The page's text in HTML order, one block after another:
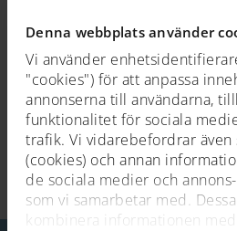
Denna webbplats använder
Vi använder
"cookies") för att anpassa
annonserna till användarna,
funktionalitet för sociala
trafik. Vi vidarebefordrar
(cookies) och annan
de sociala medier och
som vi samarbetar med.
kombinera informationen
märktes 2015 och finns även med
MYS-arkiv.
Senast